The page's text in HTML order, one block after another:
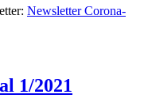
Newsletter Corona-
1/2021